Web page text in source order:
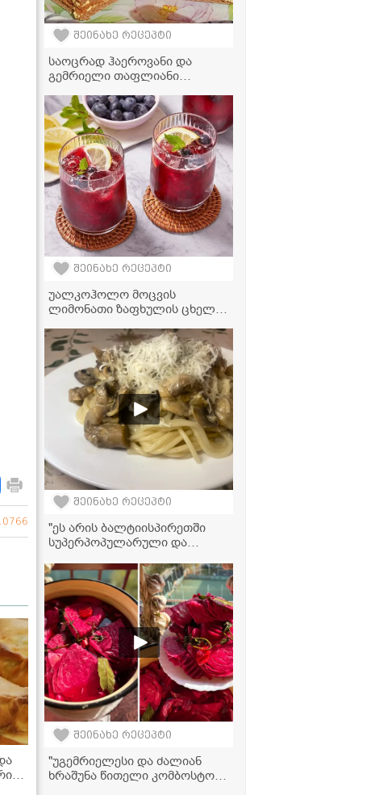
შეინახე რეცეპტი
საოცრად ჰაეროვანი და
გემრიელი თაფლიანი
დნება
შეინახე რეცეპტი
უალკოჰოლო მოცვის
ლიმონათი ზაფხულის ცხელი
წუთში!
შეინახე რეცეპტი
"ეს არის ბალტიისპირეთში
სუპერპოპულარული და
რომელიც შეგიძლიათ
მიირთვათ ხორცთან,
პასტასთან და სხვა
პროდუქტებთან ერთად, მის
მოსამზადებლად კი
რამდენიმე წუთი
დაგჭირდებათ" -
ვიდეორეცეპტი
შეინახე რეცეპტი
"უგემრიელესი და ძალიან
ხრაშუნა წითელი კომბოსტოს